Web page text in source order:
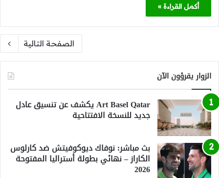
أكمل القراءة »
الصفحة التالية
الزوار يقرؤون الآن
Art Basel Qatar يكشف عن تنسيق عادل
جديد للنسخة الافتتاحية
بث مباشر: نوفاك ديوكوفيتش ضد كارلوس
الكاراز – نهائي بطولة أستراليا المفتوحة
2026